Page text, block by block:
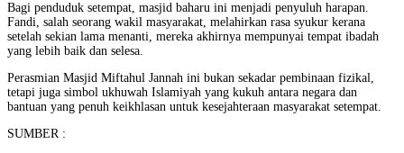
Bagi penduduk setempat, masjid baharu ini menjadi penyuluh harapan.
Fandi, salah seorang wakil masyarakat, melahirkan rasa syukur kerana
setelah sekian lama menanti, mereka akhirnya mempunyai tempat ibadah
yang lebih baik dan selesa.
Perasmian Masjid Miftahul Jannah ini bukan sekadar pembinaan fizikal,
tetapi juga simbol ukhuwah Islamiyah yang kukuh antara negara dan
bantuan yang penuh keikhlasan untuk kesejahteraan masyarakat setempat.
SUMBER :